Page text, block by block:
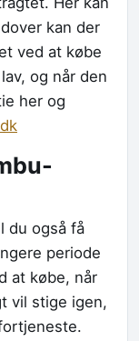
kan der
ved at købe
og når den
her og
du også få
periode
at købe, når
vil stige igen,